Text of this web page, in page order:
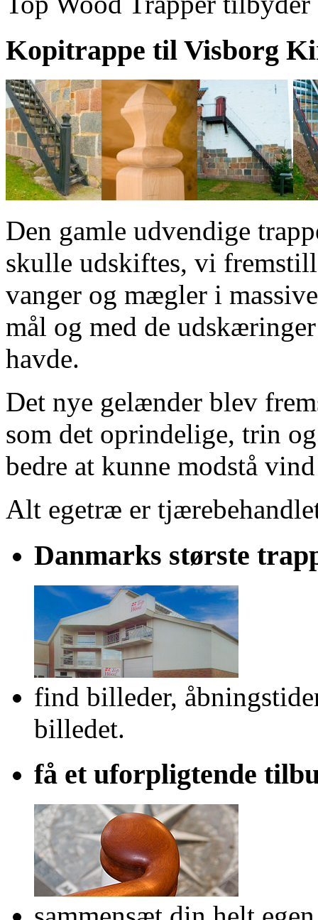
Kopitrappe til Visborg
Den gamle udvendige
skulle udskiftes, vi
vanger og mægler i
mål og med de
havde.
Det nye gelænder blev
som det oprindelige, trin
bedre at kunne modstå
Alt egetræ er
Danmarks største
find billeder,
billedet.
få et uforpligtende